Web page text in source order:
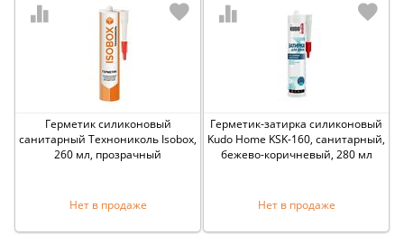
Герметик силиконовый
санитарный Технониколь Isobox,
260 мл, прозрачный
Нет в продаже
Герметик-затирка силиконовый
Kudo Home KSK-160, санитарный,
бежево-коричневый, 280 мл
Нет в продаже